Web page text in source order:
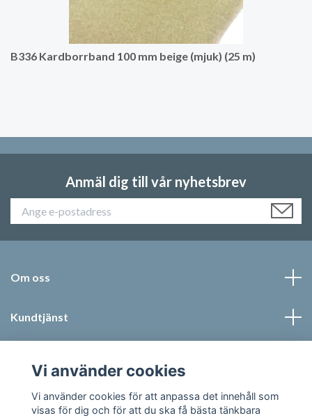
B336 Kardborrband 100 mm beige (mjuk) (25 m)
Anmäl dig till vår nyhetsbrev
Om oss
Kundtjänst
Social Media
Vi använder cookies
Vi använder cookies för att anpassa det innehåll som
visas för dig och för att du ska få bästa tänkbara